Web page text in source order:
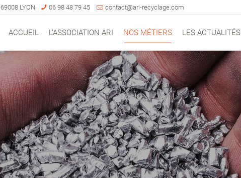
LYON 06 98 48 79 45 contact@ari-recyclage.com
ACCUEIL L’ASSOCIATION ARI NOS MÉTIERS LES ACTUALITÉS